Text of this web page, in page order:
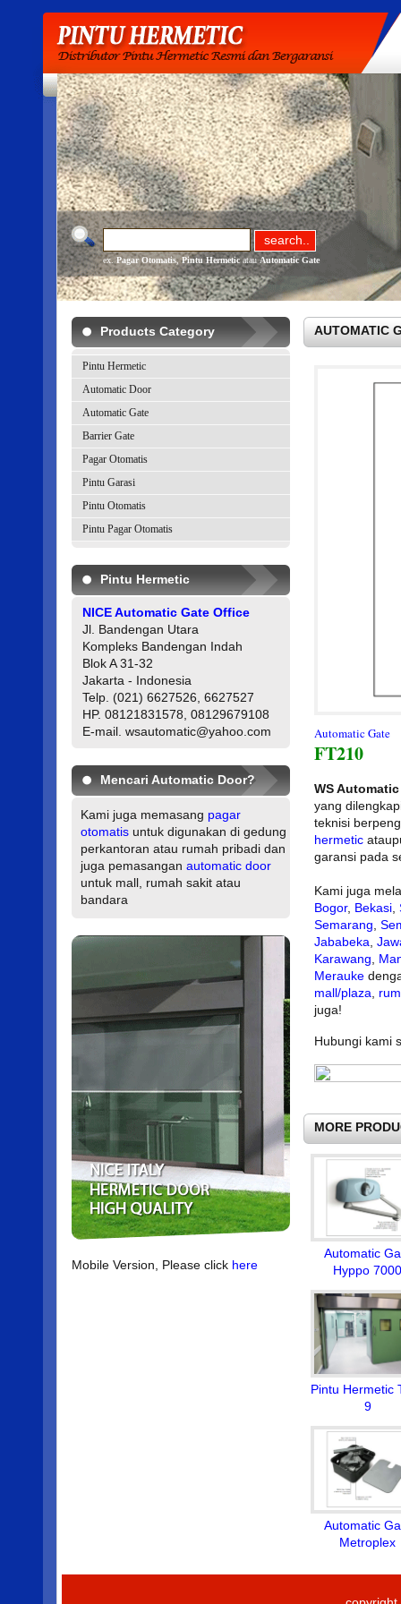
ex. Pagar Otomatis,Pintu HermeticatauAutomatic Gate
Products Category
Pintu Hermetic
Automatic Door
Automatic Gate
Barrier Gate
Pagar Otomatis
Pintu Garasi
Pintu Otomatis
Pintu Pagar Otomatis
Pintu Hermetic
NICE Automatic Gate Office
Jl. Bandengan Utara
Kompleks Bandengan Indah
Blok A 31-32
Jakarta - Indonesia
Telp. (021) 6627526, 6627527
HP. 08121831578, 08129679108
E-mail. wsautomatic@yahoo.com
Mencari Automatic Door?
Kami juga memasang pagar
otomatisuntuk digunakan di gedung
perkantoran atau rumah pribadi dan
juga pemasangan automatic door
untuk mall, rumah sakit atau
bandara
Mobile Version, Please click here
AUTOMATIC
Automatic Gate
FT210
WS Automatic
yang
teknisi
hermetic
garansi pada
Kami juga
Bogor, Bekasi,
Semarang
Jababeka
Karawang
Merauke
mall/plaza
juga!
Hubungi kami
MORE
Automatic
Hyppo 7000
Pintu Hermetic
9
Automatic
Metroplex